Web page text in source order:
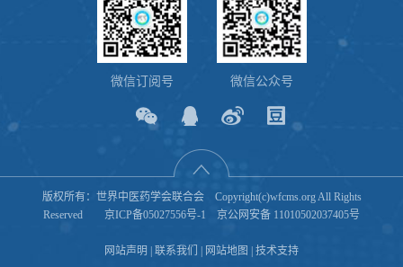
微信订阅号 微信公众号
版权所有：世界中医药学会联合会 Copyright(c)wfcms.org All Rights
Reserved 京ICP备05027556号-1 京公网安备 11010502037405号
网站声明 联系我们 网站地图 技术支持